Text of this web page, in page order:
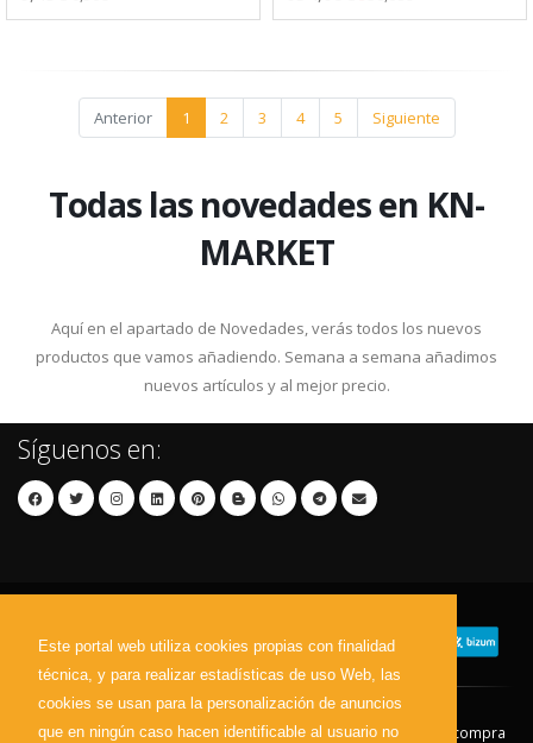
Este portal web utiliza cookies propias con finalidad
técnica, y para realizar estadísticas de uso Web, las
cookies se usan para la personalización de anuncios
que en ningún caso hacen identificable al usuario no
Anterior 1 2 3 4 5 Siguiente
Todas las novedades en KN-
MARKET
Aquí en el apartado de Novedades, verás todos los nuevos
productos que vamos añadiendo. Semana a semana añadimos
nuevos artículos y al mejor precio.
Síguenos en:
Contacto Aviso Legal Condiciones de compra